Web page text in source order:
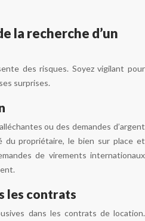
la recherche d’un
des risques. Soyez vigilant pour
surprises.
ou des demandes d’argent
du propriétaire, le bien sur place et
de virements internationaux
les contrats
dans les contrats de location.